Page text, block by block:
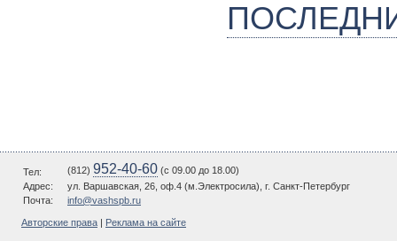
Тел: (812) 952-40-60 (c 09.00 до 18.00)
Адрес:
ул. Варшавская, 26, оф.4 (м.Электросила), г. Санкт-Петербург
Почта:
info@vashspb.ru
Авторские права Реклама на сайте